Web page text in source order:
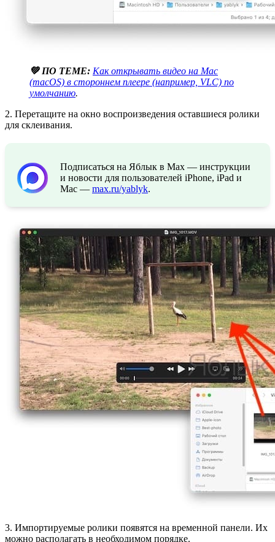
💚 ПО ТЕМЕ: Как открывать видео на Mac
(macOS) в стороннем плеере (например, VLC) по
умолчанию.
2. Перетащите на окно воспроизведения оставшиеся ролики
для склеивания.
Подписаться на Яблык в Max — инструкции
и новости для пользователей iPhone, iPad и
Mac — max.ru/yablyk.
3. Импортируемые ролики появятся на временной панели. Их
можно располагать в необходимом порядке.